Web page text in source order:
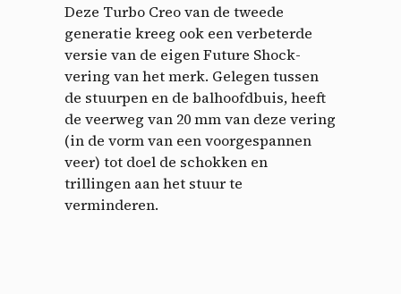
Deze Turbo Creo van de tweede
generatie kreeg ook een verbeterde
versie van de eigen Future Shock-
vering van het merk. Gelegen tussen
de stuurpen en de balhoofdbuis, heeft
de veerweg van 20 mm van deze vering
(in de vorm van een voorgespannen
veer) tot doel de schokken en
trillingen aan het stuur te
verminderen.